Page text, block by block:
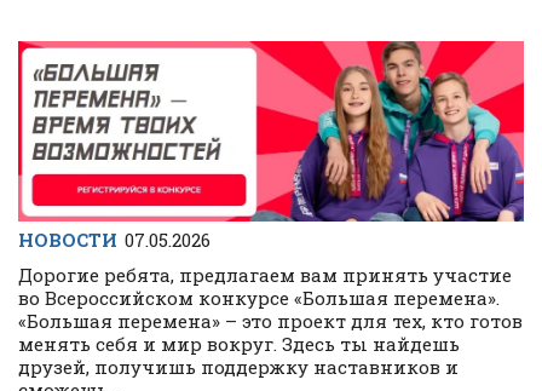
НОВОСТИ 07.05.2026
Дорогие ребята, предлагаем вам принять участие
во Всероссийском конкурсе «Большая перемена».
«Большая перемена» – это проект для тех, кто готов
менять себя и мир вокруг. Здесь ты найдешь
друзей, получишь поддержку наставников и